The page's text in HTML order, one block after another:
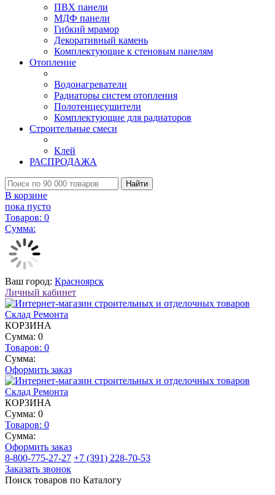
ПВХ панели
МДФ панели
Гибкий мрамор
Декоративный камень
Комплектующие к стеновым панелям
Отопление
Водонагреватели
Радиаторы систем отопления
Полотенцесушители
Комплектующие для радиаторов
Строительные смеси
Клей
РАСПРОДАЖА
Найти
В корзине
пока пусто
Товаров: 0
Сумма:
Ваш город: Красноярск
Личный кабинет
КОРЗИНА
Сумма: 0
Товаров: 0
Сумма:
Оформить заказ
КОРЗИНА
Сумма: 0
Товаров: 0
Сумма:
Оформить заказ
8-800-775-27-27 +7 (391) 228-70-53
Заказать звонок
Поиск товаров по Каталогу